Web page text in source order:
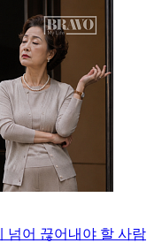
넘어 끊어내야 할 사람